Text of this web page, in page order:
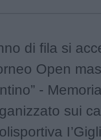
di fila si
Open
-
sui